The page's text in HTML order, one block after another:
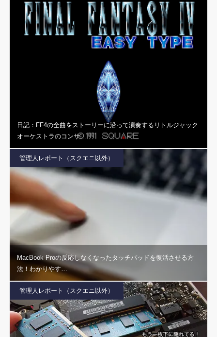
日記：FF4の全曲をストーリーに沿って演奏するリトルジャック
オーケストラのコンサ…
管理人レポート（スクエニ以外）
MacBook Proの反応しなくなったタッチパッドを復活させる方
法！わかりやす…
管理人レポート（スクエニ以外）